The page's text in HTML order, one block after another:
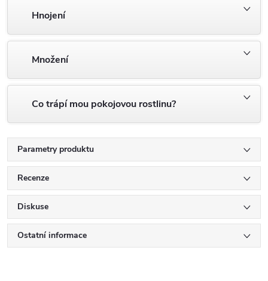
Hnojení
Množení
Co trápí mou pokojovou rostlinu?
Parametry produktu
Recenze
Diskuse
Ostatní informace